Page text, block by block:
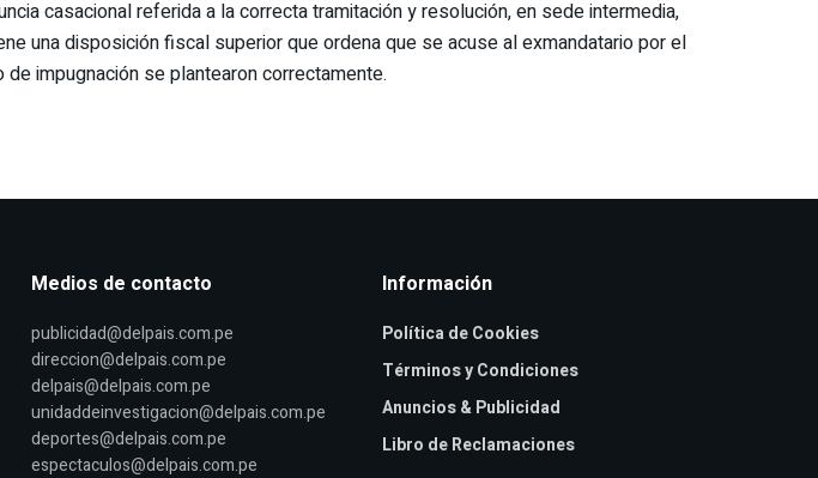
casacional referida a la correcta tramitación y resolución, en sede intermedia,
una disposición fiscal superior que ordena que se acuse al exmandatario por el
impugnación se plantearon correctamente.
Medios de contacto
publicidad@delpais.com.pe
direccion@delpais.com.pe
delpais@delpais.com.pe
unidaddeinvestigacion@delpais.com.pe
deportes@delpais.com.pe
espectaculos@delpais.com.pe
Información
Política de Cookies
Términos y Condiciones
Anuncios & Publicidad
Libro de Reclamaciones